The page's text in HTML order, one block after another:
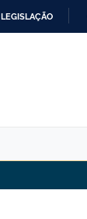
LEGISLAÇÃO